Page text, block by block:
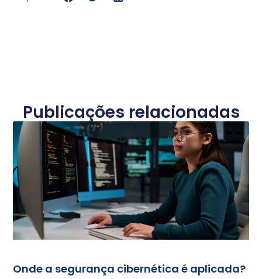
Publicações relacionadas
Onde a segurança cibernética é aplicada?